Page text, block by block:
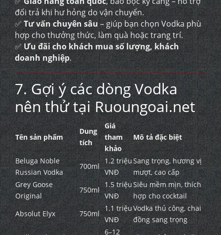
đổi trả khi hư hỏng do vận chuyển.
✅Tư vấn chuyên sâu– giúp bạn chọn Vodka phù
hợp cho thưởng thức, làm quà hoặc trang trí.
✅Ưu đãi cho khách mua số lượng, khách
doanh nghiệp.
7. Gợi ý các dòng Vodka
nên thử tại Ruoungoai.net
Tên sản phẩm
Dung
tích
Giá
tham
khảo
Mô tả đặc biệt
Beluga Noble
Russian Vodka
700ml
1.2 triệu
VNĐ
Sang trọng, hương vị
mượt, cao cấp
Grey Goose
Original
750ml
1.5 triệu
VNĐ
Siêu mềm mịn, thích
hợp cho cocktail
Absolut Elyx
750ml
1.1 triệu
VNĐ
Vodka thủ công, chai
đồng sang trọng
6–12